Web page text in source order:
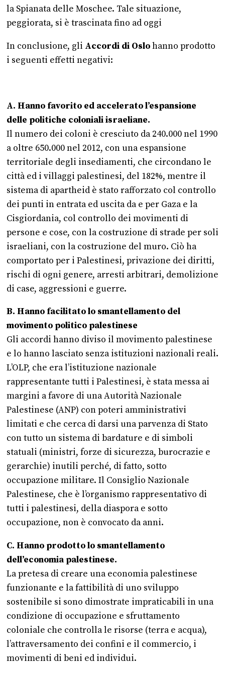
la Spianata delle Moschee. Tale situazione,
peggiorata, si è trascinata fino ad oggi
In conclusione, gli Accordi di Oslohanno prodotto
i seguenti effetti negativi:
A. Hanno favorito ed accelerato l’espansione
delle politiche coloniali israeliane.
Il numero dei coloni è cresciuto da 240.000 nel 1990
a oltre 650.000 nel 2012, con una espansione
territoriale degli insediamenti, che circondano le
città ed i villaggi palestinesi, del 182%, mentre il
sistema di apartheid è stato rafforzato col controllo
dei punti in entrata ed uscita da e per Gaza e la
Cisgiordania, col controllo dei movimenti di
persone e cose, con la costruzione di strade per soli
israeliani, con la costruzione del muro. Ciò ha
comportato per i Palestinesi, privazione dei diritti,
rischi di ogni genere, arresti arbitrari, demolizione
di case, aggressioni e guerre.
B. Hanno facilitato lo smantellamento del
movimento politico palestinese
Gli accordi hanno diviso il movimento palestinese
e lo hanno lasciato senza istituzioni nazionali reali.
L’OLP, che era l’istituzione nazionale
rappresentante tutti i Palestinesi, è stata messa ai
margini a favore di una Autorità Nazionale
Palestinese (ANP) con poteri amministrativi
limitati e che cerca di darsi una parvenza di Stato
con tutto un sistema di bardature e di simboli
statuali (ministri, forze di sicurezza, burocrazie e
gerarchie) inutili perché, di fatto, sotto
occupazione militare. Il Consiglio Nazionale
Palestinese, che è l’organismo rappresentativo di
tutti i palestinesi, della diaspora e sotto
occupazione, non è convocato da anni.
C. Hanno prodotto lo smantellamento
dell’economia palestinese.
La pretesa di creare una economia palestinese
funzionante e la fattibilità di uno sviluppo
sostenibile si sono dimostrate impraticabili in una
condizione di occupazione e sfruttamento
coloniale che controlla le risorse (terra e acqua),
l’attraversamento dei confini e il commercio, i
movimenti di beni ed individui.